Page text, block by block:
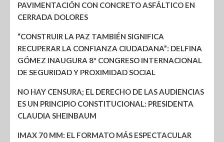
PAVIMENTACIÓN CON CONCRETO ASFÁLTICO EN
CERRADA DOLORES
“CONSTRUIR LA PAZ TAMBIÉN SIGNIFICA
RECUPERAR LA CONFIANZA CIUDADANA”: DELFINA
GÓMEZ INAUGURA 8º CONGRESO INTERNACIONAL
DE SEGURIDAD Y PROXIMIDAD SOCIAL
NO HAY CENSURA; EL DERECHO DE LAS AUDIENCIAS
ES UN PRINCIPIO CONSTITUCIONAL: PRESIDENTA
CLAUDIA SHEINBAUM
IMAX 70 MM: EL FORMATO MÁS ESPECTACULAR